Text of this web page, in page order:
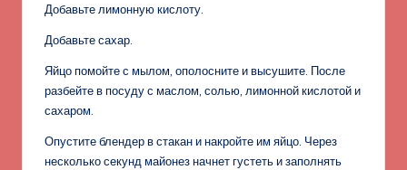
Добавьте лимонную кислоту.
Добавьте сахар.
Яйцо помойте с мылом, ополосните и высушите. После
разбейте в посуду с маслом, солью, лимонной кислотой и
сахаром.
Опустите блендер в стакан и накройте им яйцо. Через
несколько секунд майонез начнет густеть и заполнять